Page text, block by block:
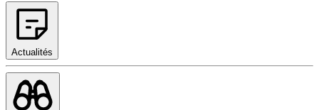
Actualités